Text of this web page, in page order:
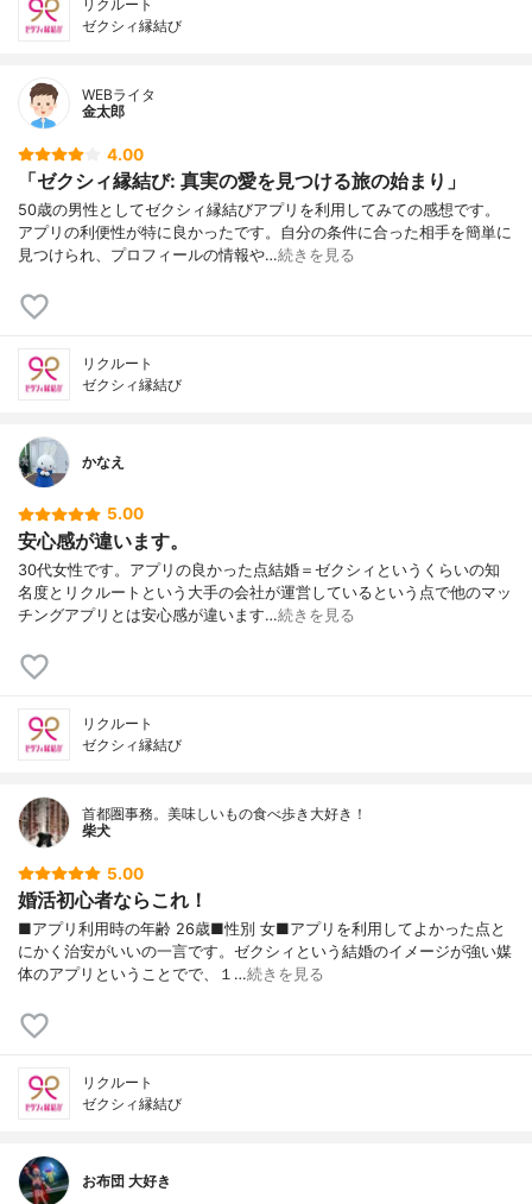
リクルート
ゼクシィ縁結び
WEBライタ
金太郎
4.00
「ゼクシィ縁結び: 真実の愛を見つける旅の始まり」
50歳の男性としてゼクシィ縁結びアプリを利用してみての感想です。
アプリの利便性が特に良かったです。自分の条件に合った相手を簡単に
見つけられ、プロフィールの情報や…続きを見る
リクルート
ゼクシィ縁結び
かなえ
5.00
安心感が違います。
30代女性です。アプリの良かった点結婚＝ゼクシィというくらいの知
名度とリクルートという大手の会社が運営しているという点で他のマッ
チングアプリとは安心感が違います…続きを見る
リクルート
ゼクシィ縁結び
首都圏事務。美味しいもの食べ歩き大好き！
柴犬
5.00
婚活初心者ならこれ！
■アプリ利用時の年齢 26歳■性別 女■アプリを利用してよかった点と
にかく治安がいいの一言です。ゼクシィという結婚のイメージが強い媒
体のアプリということでで、１…続きを見る
リクルート
ゼクシィ縁結び
お布団 大好き